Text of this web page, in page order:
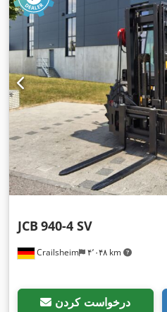
Crailsheim ۴٬۰۴۸ km
JCB 940-4 SV
درخواست کردن